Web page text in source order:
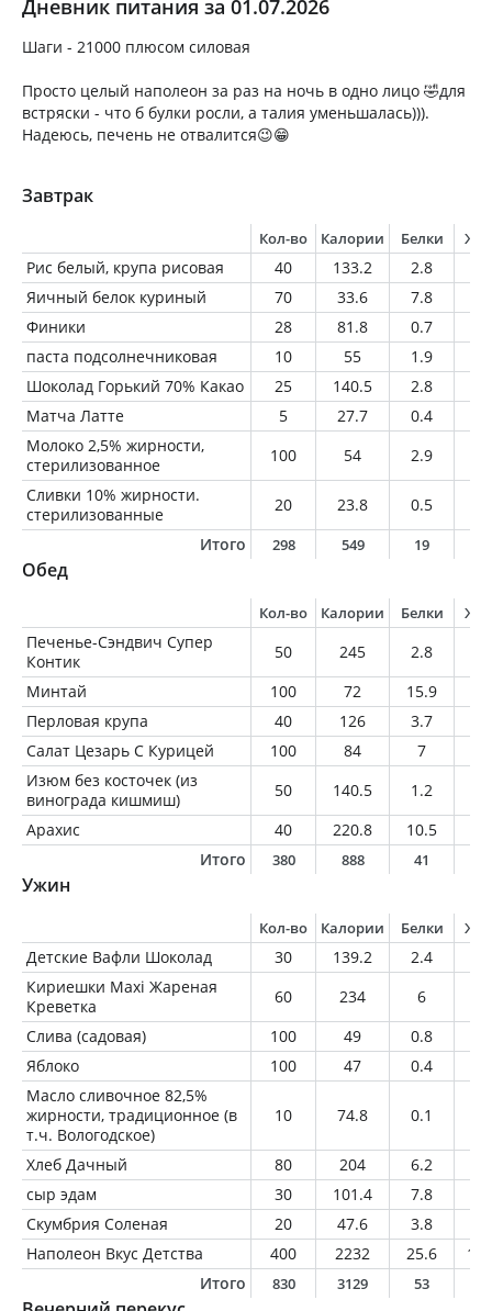
Дневник питания за 01.07.2026
Шаги - 21000 плюсом силовая
Просто целый наполеон за раз на ночь в одно лицо 🤣для
встряски - что б булки росли, а талия уменьшалась))).
Надеюсь, печень не отвалится😉😁
Завтрак
Кол-во Калории Белки
Рис белый, крупа рисовая 40 133.2 2.8
Яичный белок куриный
70 33.6 7.8
Финики
28 81.8 0.7
паста подсолнечниковая
10 55 1.9
Шоколад Горький 70% Какао
25 140.5 2.8
Матча Латте
5 27.7 0.4
Молоко 2,5% жирности,
стерилизованное
100 54 2.9
Сливки 10% жирности.
стерилизованные
20 23.8 0.5
Итого
298 549 19
Обед
Кол-во Калории Белки
Печенье-Сэндвич Супер
Контик
50 245 2.8
Минтай
100 72 15.9
Перловая крупа
40 126 3.7
Салат Цезарь С Курицей
100 84 7
Изюм без косточек (из
винограда кишмиш)
50 140.5 1.2
Арахис
40 220.8 10.5
Итого
380 888 41
Ужин
Кол-во Калории Белки
Детские Вафли Шоколад 30 139.2 2.4
Кириешки Maxi Жареная
Креветка
60 234 6
Слива (садовая)
100 49 0.8
Яблоко
100 47 0.4
Масло сливочное 82,5%
жирности, традиционное (в
т.ч. Вологодское)
10 74.8 0.1
Хлеб Дачный 80 204 6.2
сыр эдам
30 101.4 7.8
Скумбрия Соленая
20 47.6 3.8
Наполеон Вкус Детства
400 2232 25.6
Итого
830 3129 53